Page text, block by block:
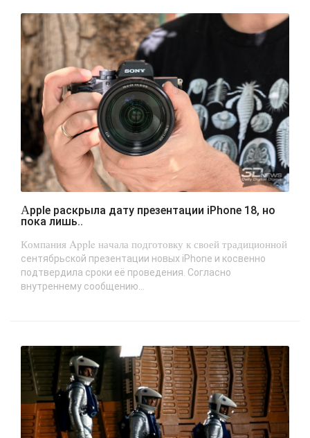
Apple раскрыла дату презентации iPhone 18, но
пока лишь..
Компания Apple начала подготовку к своей традиционной
сентябрьской презентации новых iPhone и косвенно
подтвердила сроки её проведения. Согласно
внутреннему сообщению...